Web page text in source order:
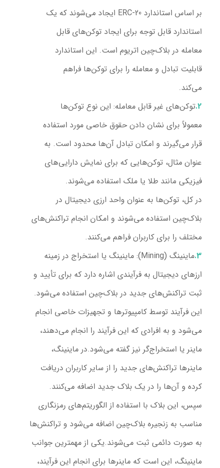
بر اساس استاندارد ERC-20 ایجاد می‌شوند که یک
استاندارد قابل توجه برای ایجاد توکن‌های قابل
معامله در بلاک‌چین اتریوم است. این استاندارد
قابلیت تبادل و معامله را برای توکن‌ها فراهم
می‌کند.
توکن‌های غیر قابل معامله: این نوع توکن‌ها
معمولاً برای نشان دادن حقوق خاصی مورد استفاده
قرار می‌گیرند و امکان تبادل آن‌ها محدود است. به
عنوان مثال، توکن‌هایی که برای نمایش دارایی‌های
فیزیکی مانند طلا یا ملک استفاده می‌شوند.
در کل، توکن‌ها به عنوان واحد ارزی دیجیتال در
بلاک‌چین استفاده می‌شوند و امکان انجام تراکنش‌های
مختلف را برای کاربران فراهم می‌کنند.
ماینینگ (Mining):
ماینینگ یا استخراج در زمینه
ارزهای دیجیتال به فرآیندی اشاره دارد که برای تأیید و
ثبت تراکنش‌های جدید در بلاک‌چین استفاده می‌شود.
این فرآیند توسط کامپیوترها و تجهیزات خاصی انجام
می‌شود و به افرادی که این فرآیند را انجام می‌دهند،
ماینر یا استخراج‌گر نیز گفته می‌شود.در ماینینگ،
ماینرها تراکنش‌های جدید را از سایر کاربران دریافت
کرده و آن‌ها را در یک بلاک جدید اضافه می‌کنند.
سپس، این بلاک با استفاده از الگوریتم‌های رمزنگاری
مناسب به زنجیره بلاک‌چین اضافه می‌شود و تراکنش‌ها
به صورت دائمی ثبت می‌شوند.یکی از مهمترین جوانب
ماینینگ، این است که ماینرها برای انجام این فرآیند،